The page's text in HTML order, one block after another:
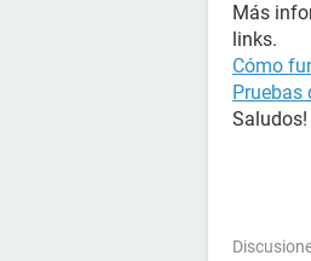
Más
links.
Cómo
Pruebas
Saludos!